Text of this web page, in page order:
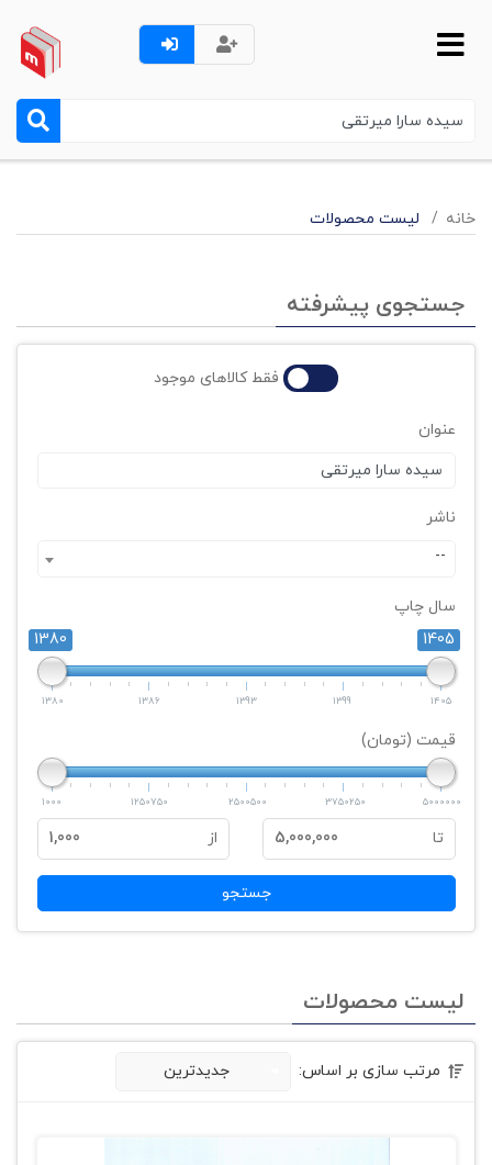
خانه لیست محصولات
جستجوی پیشرفته
فقط کالاهای موجود
عنوان
ناشر
--
سال چاپ
1380
1405
1380 1386 1393 1399 1405
قیمت (تومان)
1000 1250750 2500500 3750250 5000000
تا 5,000,000 از 1,000
جستجو
لیست محصولات
مرتب سازی بر اساس: جدیدترین